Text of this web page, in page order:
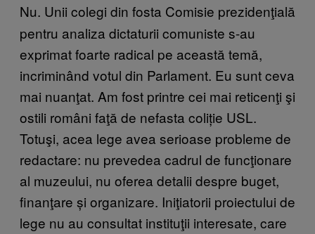
Nu. Unii colegi din fosta Comisie prezidenţială
pentru analiza dictaturii comuniste s-au
exprimat foarte radical pe această temă,
incriminând votul din Parlament. Eu sunt ceva
mai nuanţat. Am fost printre cei mai reticenţi şi
ostili români faţă de nefasta coliție USL.
Totuşi, acea lege avea serioase probleme de
redactare: nu prevedea cadrul de funcţionare
al muzeului, nu oferea detalii despre buget,
finanţare și organizare. Iniţiatorii proiectului de
lege nu au consultat instituţii interesate, care